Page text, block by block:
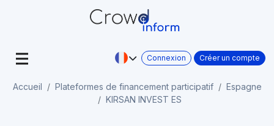
Connexion Créer un compte
Accueil Plateformes de financement participatif
Espagne
KIRSAN INVEST ES